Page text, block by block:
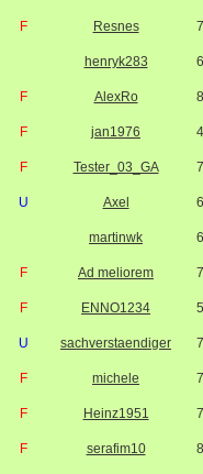
F Resnes
henryk283
F AlexRo
F jan1976
F Tester_03_GA
U Axel
martinwk
F Ad meliorem
F ENNO1234
U sachverstaendiger
F michele
F Heinz1951
F serafim10